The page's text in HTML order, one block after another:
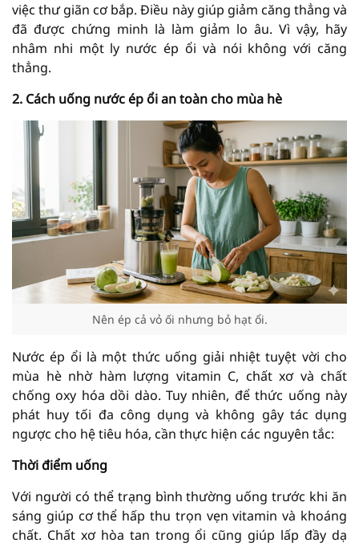
việc thư giãn cơ bắp. Điều này giúp giảm căng thẳng và
đã được chứng minh là làm giảm lo âu. Vì vậy, hãy
nhâm nhi một ly nước ép ổi và nói không với căng
thẳng.
2. Cách uống nước ép ổi an toàn cho mùa hè
Nên ép cả vỏ ối nhưng bỏ hạt ổi.
Nước ép ổi là một thức uống giải nhiệt tuyệt vời cho
mùa hè nhờ hàm lượng vitamin C, chất xơ và chất
chống oxy hóa dồi dào. Tuy nhiên, để thức uống này
phát huy tối đa công dụng và không gây tác dụng
ngược cho hệ tiêu hóa, cần thực hiện các nguyên tắc:
Thời điểm uống
Với người có thể trạng bình thường uống trước khi ăn
sáng giúp cơ thể hấp thu trọn vẹn vitamin và khoáng
chất. Chất xơ hòa tan trong ổi cũng giúp lấp đầy dạ